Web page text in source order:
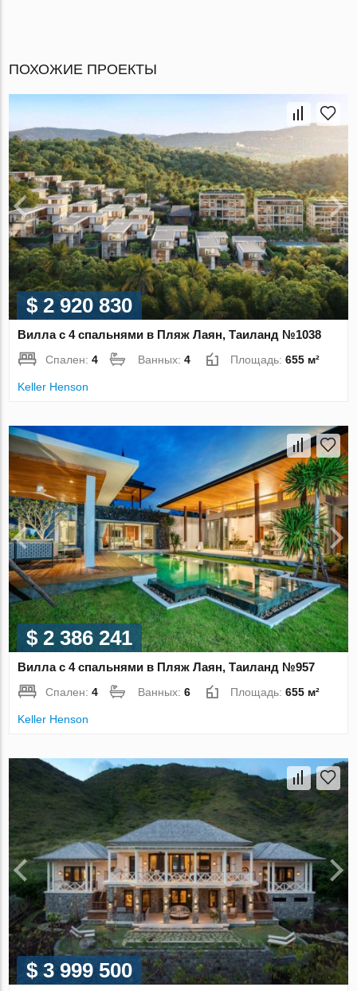
ПОХОЖИЕ ПРОЕКТЫ
$ 2 920 830
Вилла с 4 спальнями в Пляж Лаян, Таиланд №1038
Спален:4 Ванных:4 Площадь:655 м²
Keller Henson
$ 2 386 241
Вилла с 4 спальнями в Пляж Лаян, Таиланд №957
Спален:4 Ванных:6 Площадь:655 м²
Keller Henson
$ 3 999 500